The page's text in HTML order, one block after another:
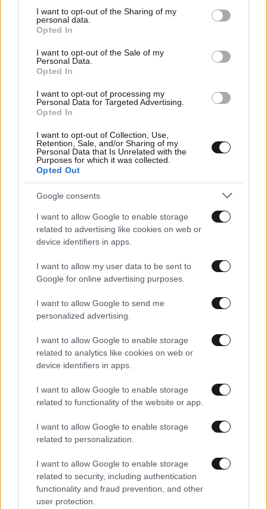
not limited to your visit or usage behaviour. You may click to
grant or deny consent to Google and its third-party tags to
use your data for below specified purposes in below Google
consent section.
I want to opt-out of the Sharing of my
personal data.
Opted In
I want to opt-out of the Sale of my
Personal Data.
Opted In
I want to opt-out of processing my
Personal Data for Targeted Advertising.
Opted In
I want to opt-out of Collection, Use,
Retention, Sale, and/or Sharing of my
Personal Data that Is Unrelated with the
Purposes for which it was collected.
Opted Out
Google consents
I want to allow Google to enable storage
related to advertising like cookies on web or
device identifiers in apps.
I want to allow my user data to be sent to
Google for online advertising purposes.
I want to allow Google to send me
personalized advertising.
I want to allow Google to enable storage
related to analytics like cookies on web or
device identifiers in apps.
I want to allow Google to enable storage
related to functionality of the website or app.
I want to allow Google to enable storage
related to personalization.
I want to allow Google to enable storage
related to security, including authentication
functionality and fraud prevention, and other
user protection.
Οι Ολλανδοί πολιτικοί έγιναν… ταμαγκότσι
22·01·2017 23:45
Κρέτσος: Η Ελλάδα να πρωταγωνιστήσει στον κλάδο
των video games
Τα 50 καλύτερα βιντεοπαιχνίδια όλων των εποχών